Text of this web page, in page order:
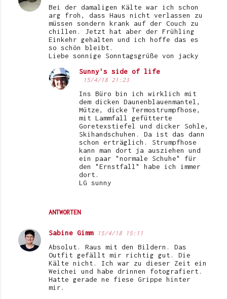
Bei der damaligen Kälte war ich schon
arg froh, dass Haus nicht verlassen zu
müssen sondern krank auf der Couch zu
chillen. Jetzt hat aber der Frühling
Einkehr gehalten und ich hoffe das es
so schön bleibt.
Liebe sonnige Sonntagsgrüße von jacky
ANTWORTEN
Sunny's side of life
15/4/18 21:23
Ins Büro bin ich wirklich mit
dem dicken Daunenblauenmantel,
Mütze, dicke Termostrumpfhose,
mit Lammfall gefütterte
Goretexstiefel und dicker Sohle,
Skihandschuhen. Da ist das dann
schon erträglich. Strumpfhose
kann man dort ja ausziehen und
ein paar "normale Schuhe" für
den "Ernstfall" habe ich immer
dort.
LG sunny
Sabine Gimm 15/4/18 15:11
Absolut. Raus mit den Bildern. Das
Outfit gefällt mir richtig gut. Die
Kälte nicht. Ich war zu dieser Zeit ein
Weichei und habe drinnen fotografiert.
Hatte gerade ne fiese Grippe hinter
mir.